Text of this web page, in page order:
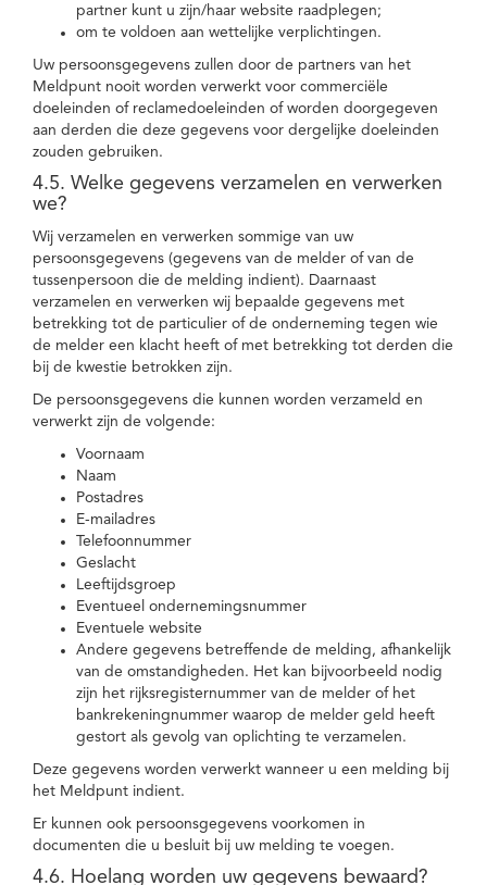
partner kunt u zijn/haar website raadplegen;
om te voldoen aan wettelijke verplichtingen.
Uw persoonsgegevens zullen door de partners van het
Meldpunt nooit worden verwerkt voor commerciële
doeleinden of reclamedoeleinden of worden doorgegeven
aan derden die deze gegevens voor dergelijke doeleinden
zouden gebruiken.
4.5. Welke gegevens verzamelen en verwerken
we?
Wij verzamelen en verwerken sommige van uw
persoonsgegevens (gegevens van de melder of van de
tussenpersoon die de melding indient). Daarnaast
verzamelen en verwerken wij bepaalde gegevens met
betrekking tot de particulier of de onderneming tegen wie
de melder een klacht heeft of met betrekking tot derden die
bij de kwestie betrokken zijn.
De persoonsgegevens die kunnen worden verzameld en
verwerkt zijn de volgende:
Voornaam
Naam
Postadres
E-mailadres
Telefoonnummer
Geslacht
Leeftijdsgroep
Eventueel ondernemingsnummer
Eventuele website
Andere gegevens betreffende de melding, afhankelijk
van de omstandigheden. Het kan bijvoorbeeld nodig
zijn het rijksregisternummer van de melder of het
bankrekeningnummer waarop de melder geld heeft
gestort als gevolg van oplichting te verzamelen.
Deze gegevens worden verwerkt wanneer u een melding bij
het Meldpunt indient.
Er kunnen ook persoonsgegevens voorkomen in
documenten die u besluit bij uw melding te voegen.
4.6. Hoelang worden uw gegevens bewaard?